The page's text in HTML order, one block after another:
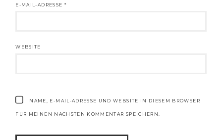
E-MAIL-ADRESSE *
WEBSITE
NAME, E-MAIL-ADRESSE UND WEBSITE IN DIESEM BROWSER
FÜR MEINEN NÄCHSTEN KOMMENTAR SPEICHERN.